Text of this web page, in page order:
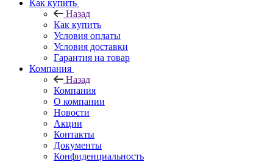
Как купить
Назад
Как купить
Условия оплаты
Условия доставки
Гарантия на товар
Компания
Назад
Компания
О компании
Новости
Акции
Контакты
Документы
Конфиденциальность